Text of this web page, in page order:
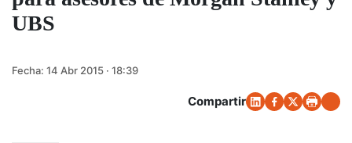
UBS
Fecha: 14 Abr 2015 · 18:39
Compartir